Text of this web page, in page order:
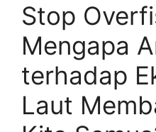
Stop
Mengapa
terhadap
Laut